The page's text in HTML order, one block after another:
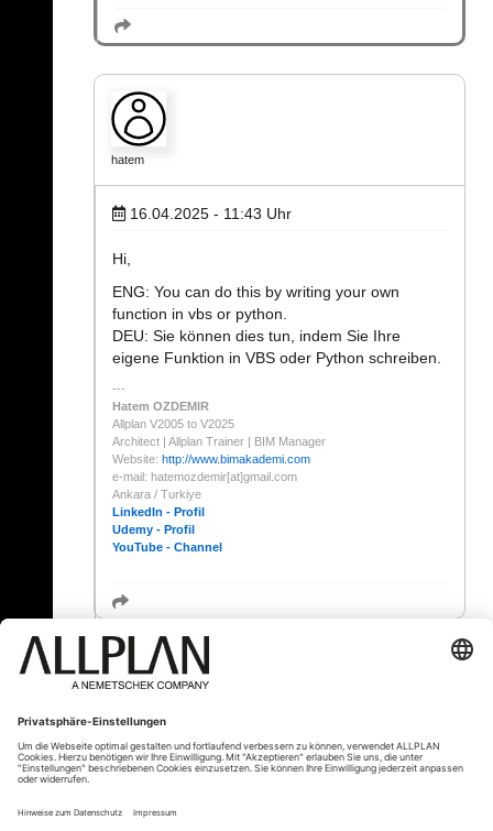
hatem
16.04.2025 - 11:43 Uhr
Hi,
ENG: You can do this by writing your own
function in vbs or python.
DEU: Sie können dies tun, indem Sie Ihre
eigene Funktion in VBS oder Python schreiben.
Hatem OZDEMIR
Allplan V2005 to V2025
Architect | Allplan Trainer | BIM Manager
Website: http://www.bimakademi.com
e-mail: hatemozdemir[at]gmail.com
Ankara / Turkiye
LinkedIn - Profil
Udemy - Profil
YouTube - Channel
« Zurück